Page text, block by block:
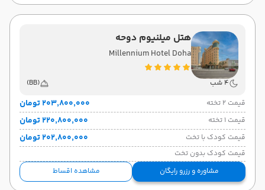
هتل میلنیوم دوحه
Millennium Hotel Doha
4 شب
(BB)
قیمت 2 تخته
۲۰۳٬۸۰۰٬۰۰۰ تومان
قیمت 1 تخته ۲۲۰٬۸۰۰٬۰۰۰ تومان
قیمت کودک با تخت ۲۰۲٬۸۰۰٬۰۰۰ تومان
قیمت کودک بدون تخت
مشاوره و رزرو رایگان
مشاهده اقساط